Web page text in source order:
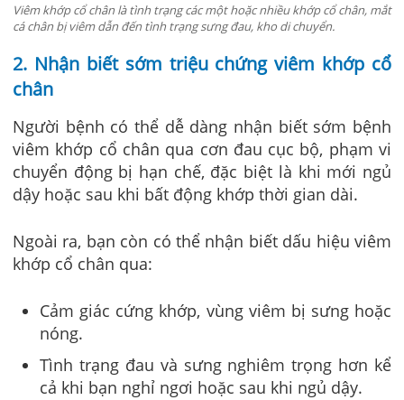
Viêm khớp cổ chân là tình trạng các một hoặc nhiều khớp cổ chân, mắt
cá chân bị viêm dẫn đến tình trạng sưng đau, kho di chuyển.
2. Nhận biết sớm triệu chứng viêm khớp cổ
chân
Người bệnh có thể dễ dàng nhận biết sớm bệnh
viêm khớp cổ chân qua cơn đau cục bộ, phạm vi
chuyển động bị hạn chế, đặc biệt là khi mới ngủ
dậy hoặc sau khi bất động khớp thời gian dài.
Ngoài ra, bạn còn có thể nhận biết dấu hiệu viêm
khớp cổ chân qua:
Cảm giác cứng khớp, vùng viêm bị sưng hoặc
nóng.
Tình trạng đau và sưng nghiêm trọng hơn kể
cả khi bạn nghỉ ngơi hoặc sau khi ngủ dậy.